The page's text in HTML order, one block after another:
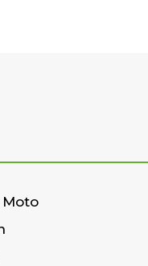
Moto